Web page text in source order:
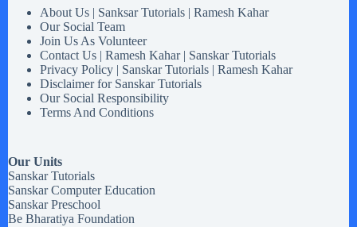
About Us | Sanksar Tutorials | Ramesh Kahar
Our Social Team
Join Us As Volunteer
Contact Us | Ramesh Kahar | Sanskar Tutorials
Privacy Policy | Sanskar Tutorials | Ramesh Kahar
Disclaimer for Sanskar Tutorials
Our Social Responsibility
Terms And Conditions
Our Units
Sanskar Tutorials
Sanskar Computer Education
Sanskar Preschool
Be Bharatiya Foundation